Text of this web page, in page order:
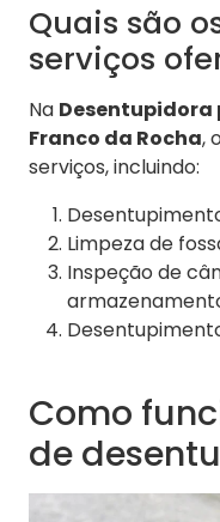
Quais são
serviços
Na Desentupidora
Franco da Rocha,
serviços, incluindo:
Limpeza de
Inspeção de
Como
de